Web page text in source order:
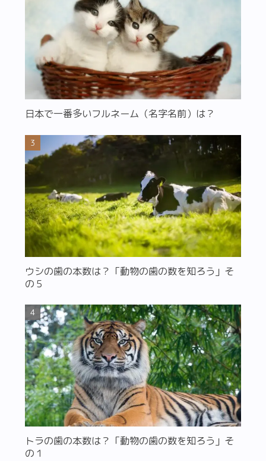
日本で一番多いフルネーム（名字名前）は？
ウシの歯の本数は？「動物の歯の数を知ろう」そ
の５
トラの歯の本数は？「動物の歯の数を知ろう」そ
の１